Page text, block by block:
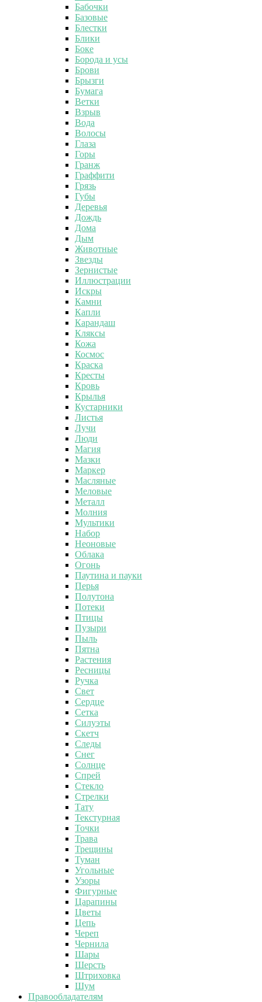
Бабочки
Базовые
Блестки
Блики
Боке
Борода и усы
Брови
Брызги
Бумага
Ветки
Взрыв
Вода
Волосы
Глаза
Горы
Гранж
Граффити
Грязь
Губы
Деревья
Дождь
Дома
Дым
Животные
Звезды
Зернистые
Иллюстрации
Искры
Камни
Капли
Карандаш
Кляксы
Кожа
Космос
Краска
Кресты
Кровь
Крылья
Кустарники
Листья
Лучи
Люди
Магия
Мазки
Маркер
Масляные
Меловые
Металл
Молния
Мультики
Набор
Неоновые
Облака
Огонь
Паутина и пауки
Перья
Полутона
Потеки
Птицы
Пузыри
Пыль
Пятна
Растения
Ресницы
Ручка
Свет
Сердце
Сетка
Силуэты
Скетч
Следы
Снег
Солнце
Спрей
Стекло
Стрелки
Тату
Текстурная
Точки
Трава
Трещины
Туман
Угольные
Узоры
Фигурные
Царапины
Цветы
Цепь
Череп
Чернила
Шары
Шерсть
Штриховка
Шум
Правообладателям